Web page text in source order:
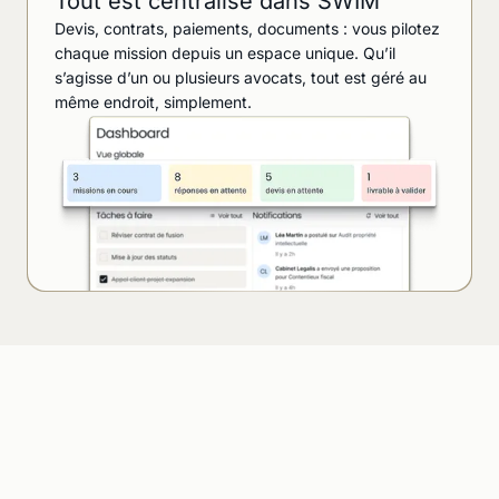
Devis, contrats, paiements, documents : vous pilotez
chaque mission depuis un espace unique. Qu’il
s’agisse d’un ou plusieurs avocats, tout est géré au
même endroit, simplement.